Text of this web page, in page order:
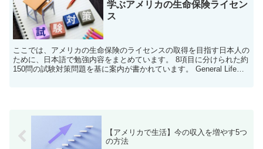
学ぶアメリカの生命保険ライセン
ス
ここでは、アメリカの生命保険のライセンスの取得を目指す日本人の
ために、日本語で勉強内容をまとめています。 8項目に分けられた約
150問の試験対策問題を基に案内が書かれています。 General Life
【アメリカで生活】今の収入を増やす5つ
の方法